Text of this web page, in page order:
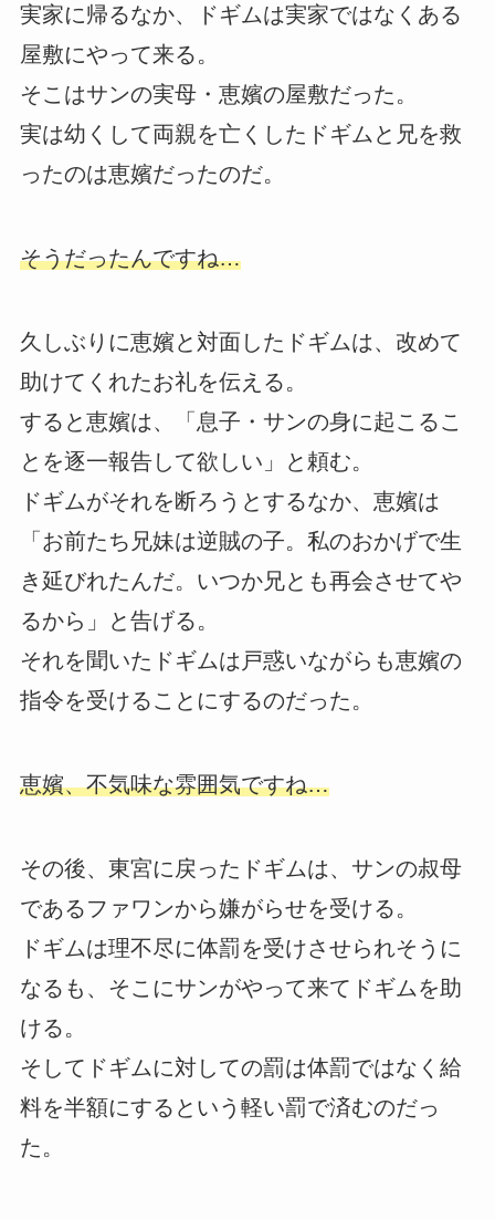
実家に帰るなか、ドギムは実家ではなくある
屋敷にやって来る。
そこはサンの実母・恵嬪の屋敷だった。
実は幼くして両親を亡くしたドギムと兄を救
ったのは恵嬪だったのだ。
そうだったんですね…
久しぶりに恵嬪と対面したドギムは、改めて
助けてくれたお礼を伝える。
すると恵嬪は、「息子・サンの身に起こるこ
とを逐一報告して欲しい」と頼む。
ドギムがそれを断ろうとするなか、恵嬪は
「お前たち兄妹は逆賊の子。私のおかげで生
き延びれたんだ。いつか兄とも再会させてや
るから」と告げる。
それを聞いたドギムは戸惑いながらも恵嬪の
指令を受けることにするのだった。
恵嬪、不気味な雰囲気ですね…
その後、東宮に戻ったドギムは、サンの叔母
であるファワンから嫌がらせを受ける。
ドギムは理不尽に体罰を受けさせられそうに
なるも、そこにサンがやって来てドギムを助
ける。
そしてドギムに対しての罰は体罰ではなく給
料を半額にするという軽い罰で済むのだっ
た。